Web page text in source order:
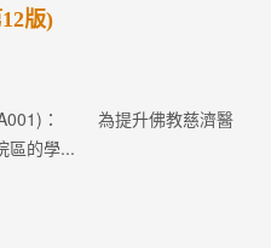
版)
： 為提升佛教慈濟醫
區的學...